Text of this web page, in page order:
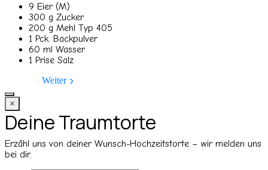
9 Eier (M)
300 g Zucker
200 g Mehl Typ 405
1 Pck. Backpulver
60 ml Wasser
1 Prise Salz
Weiter
×
Deine Traumtorte
Erzähl uns von deiner Wunsch-Hochzeitstorte – wir melden uns
bei dir.